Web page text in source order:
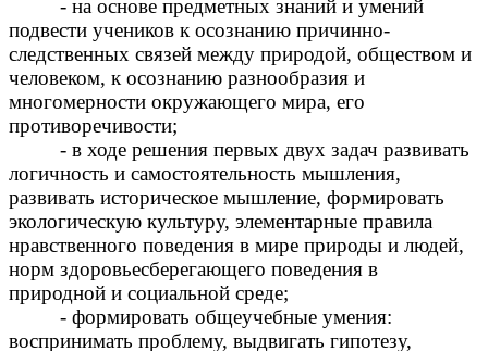
- на основе предметных знаний и умений
подвести учеников к осознанию причинно-
следственных связей между природой, обществом и
человеком, к осознанию разнообразия и
многомерности окружающего мира, его
противоречивости;
- в ходе решения первых двух задач развивать
логичность и самостоятельность мышления,
развивать историческое мышление, формировать
экологическую культуру, элементарные правила
нравственного поведения в мире природы и людей,
норм здоровьесберегающего поведения в
природной и социальной среде;
- формировать общеучебные умения:
воспринимать проблему, выдвигать гипотезу,